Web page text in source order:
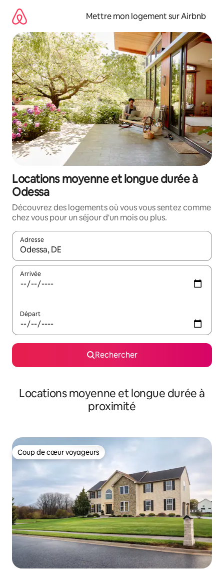
directement
contenu
Mettre mon logement sur Airbnb
Locations moyenne et longue durée à
Odessa
Découvrez des logements où vous vous sentez comme
chez vous pour un séjour d'un mois ou plus.
Adresse
Lorsque les résultats s'affichent, utilisez les flèches vers le
Arrivée
Départ
Rechercher
Locations moyenne et longue durée à
proximité
Coup de cœur voyageurs
Coup de cœur voyageurs